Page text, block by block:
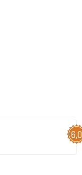
6,0